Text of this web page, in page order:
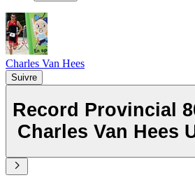
Charles Van Hees
Suivre
Record Provincial